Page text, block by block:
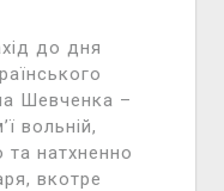
до дня
Шевченка –
вольній,
та натхненно
вкотре